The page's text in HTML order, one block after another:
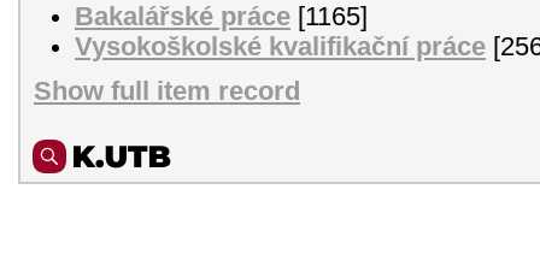
Bakalářské práce [1165]
Vysokoškolské kvalifikační práce
Show full item record